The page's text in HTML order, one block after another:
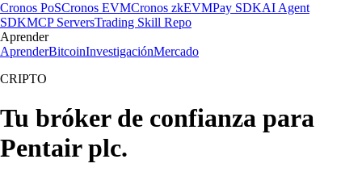
Cronos PoSCronos EVMCronos zkEVMPay SDKAI Agent
SDKMCP ServersTrading Skill Repo
Aprender
AprenderBitcoinInvestigaciónMercado
CRIPTO
Tu bróker de confianza para
Pentair plc.